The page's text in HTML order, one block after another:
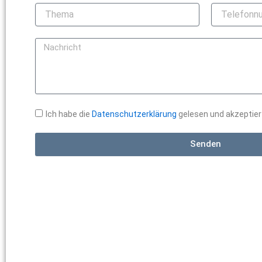
Thema
Nachricht
Ich habe die Datenschutzerklärung gelesen und
Senden